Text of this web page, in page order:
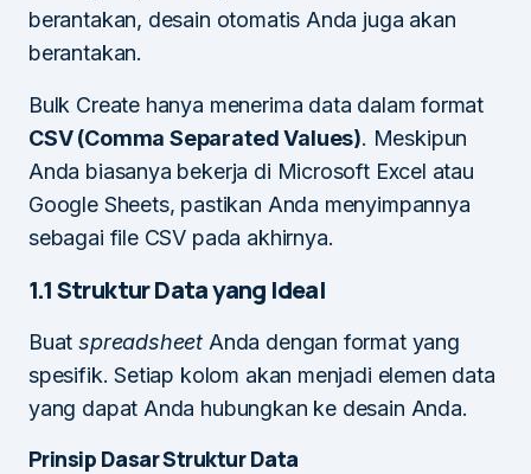
berantakan, desain otomatis Anda juga akan
berantakan.
Bulk Create hanya menerima data dalam format
CSV (Comma Separated Values). Meskipun
Anda biasanya bekerja di Microsoft Excel atau
Google Sheets, pastikan Anda menyimpannya
sebagai file CSV pada akhirnya.
1.1 Struktur Data yang Ideal
Buatspreadsheet Anda dengan format yang
spesifik. Setiap kolom akan menjadi elemen data
yang dapat Anda hubungkan ke desain Anda.
Prinsip Dasar Struktur Data